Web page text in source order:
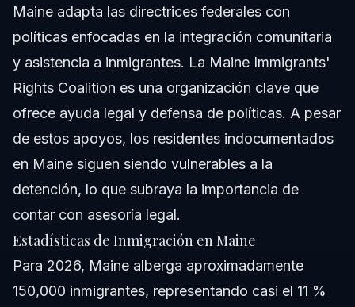
Maine adapta las directrices federales con
políticas enfocadas en la integración comunitaria
y asistencia a inmigrantes. La Maine Immigrants'
Rights Coalition es una organización clave que
ofrece ayuda legal y defensa de políticas. A pesar
de estos apoyos, los residentes indocumentados
en Maine siguen siendo vulnerables a la
detención, lo que subraya la importancia de
contar con asesoría legal.
Estadísticas de Inmigración en Maine
Para 2026, Maine alberga aproximadamente
150,000 inmigrantes, representando casi el 11 %